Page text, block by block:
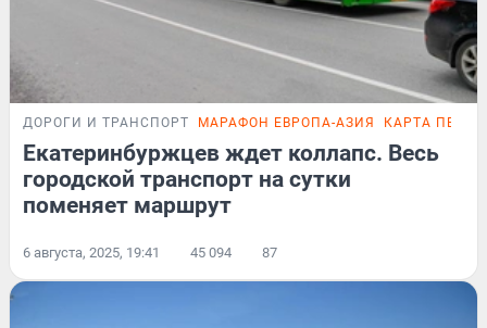
ДОРОГИ И ТРАНСПОРТ МАРАФОН ЕВРОПА-АЗИЯ КАРТА
Екатеринбуржцев ждет коллапс. Весь
городской транспорт на сутки
поменяет маршрут
6 августа, 2025, 19:41 45 094 87